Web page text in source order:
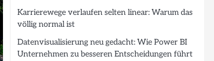
Karrierewege verlaufen selten linear: Warum das
völlig normal ist
Datenvisualisierung neu gedacht: Wie Power BI
Unternehmen zu besseren Entscheidungen führt